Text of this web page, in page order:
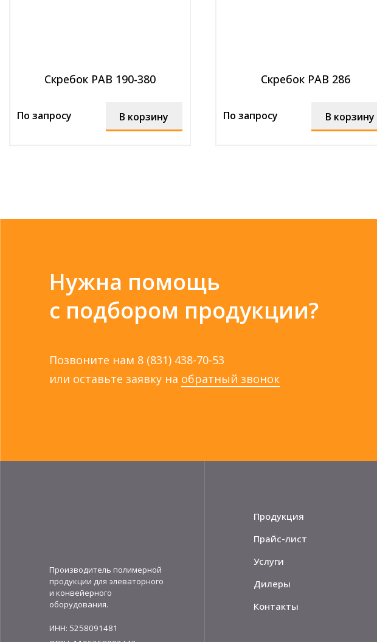
Скребок РАВ 190-380
По запросу В корзину
Скребок РАВ 286
По запросу В корзину
Нужна помощь
с подбором продукции?
Позвоните нам 8 (831) 438-70-53
или оставьте заявку на обратный звонок
Производитель полимерной
продукции для элеваторного
и конвейерного
оборудования.
ИНН: 5258091481
Продукция
Прайс-лист
Услуги
Дилеры
Контакты